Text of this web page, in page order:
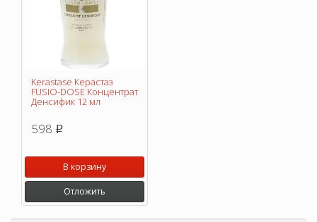
Kerastase Керастаз
FUSIO-DOSE Концентрат
Денсифик 12 мл
598 p
В корзину
Отложить